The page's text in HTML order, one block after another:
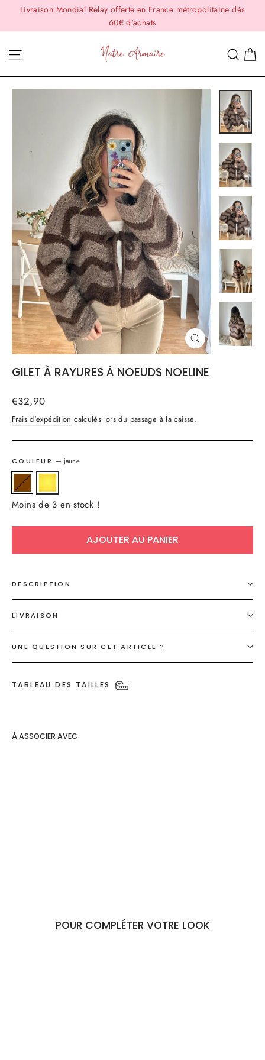
Passer
contenu
Livraison Mondial Relay offerte en France métropolitaine dès
60€ d'achats
FERMER
(ESC)
GILET À RAYURES À NOEUDS NOELINE
Prix
régulier
€32,90
Frais d'expédition calculés lors du passage à la caisse.
COULEUR — jaune
Moins de 3 en stock !
AJOUTER AU PANIER
DESCRIPTION
LIVRAISON
UNE QUESTION SUR CET ARTICLE ?
TABLEAU DES TAILLES
À ASSOCIER AVEC
POUR COMPLÉTER VOTRE LOOK